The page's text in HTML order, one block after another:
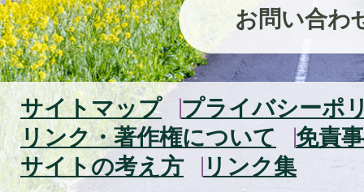
お問い合わ
サイトマップ
プライバシーポ
リンク・著作権について
免責
サイトの考え方
リンク集